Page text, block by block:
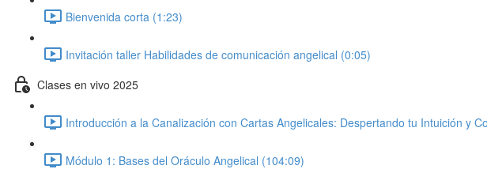
Bienvenida corta (1:23)
Invitación taller Habilidades de comunicación angelical (0:05)
Clases en vivo 2025
Introducción a la Canalización con Cartas Angelicales: Despertando tu Intuición y
Módulo 1: Bases del Oráculo Angelical (104:09)